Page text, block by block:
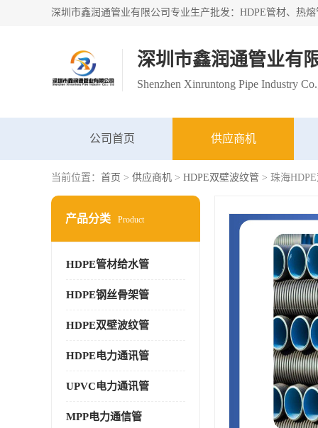
深圳市鑫润通管业有
Shenzhen Xinruntong Pipe Industry
公司首页 供应商机
当前位置： 首页 > 供应商机 > HDPE双壁波纹管 > 珠海
产品分类 Product
HDPE管材给水管
HDPE钢丝骨架管
HDPE双壁波纹管
HDPE电力通讯管
UPVC电力通讯管
MPP电力通信管